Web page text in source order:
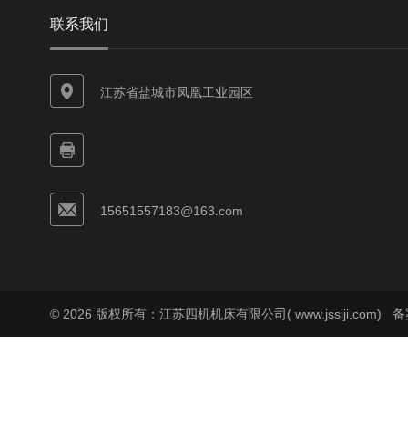
联系我们
江苏省盐城市凤凰工业园区
15651557183@163.com
© 2026 版权所有：江苏四机机床有限公司( www.jssiji.com) 备